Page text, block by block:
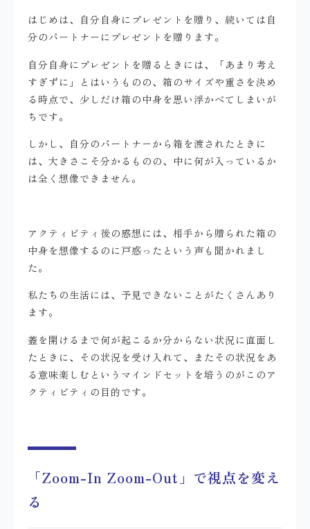
はじめは、自分自身にプレゼントを贈り、続いては自
分のパートナーにプレゼントを贈ります。
自分自身にプレゼントを贈るときには、「あまり考え
すぎずに」とはいうものの、箱のサイズや重さを決め
る時点で、少しだけ箱の中身を思い浮かべてしまいが
ちです。
しかし、自分のパートナーから箱を渡されたときに
は、大きさこそ分かるものの、中に何が入っているか
は全く想像できません。
アクティビティ後の感想には、相手から贈られた箱の
中身を想像するのに戸惑ったという声も聞かれまし
た。
私たちの生活には、予見できないことがたくさんあり
ます。
蓋を開けるまで何が起こるか分からない状況に直面し
たときに、その状況を受け入れて、またその状況をあ
る意味楽しむというマインドセットを培うのがこのア
クティビティの目的です。
「Zoom-In Zoom-Out」で視点を変え
る